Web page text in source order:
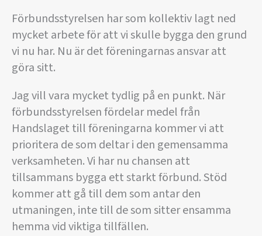
Förbundsstyrelsen har som kollektiv lagt ned
mycket arbete för att vi skulle bygga den grund
vi nu har. Nu är det föreningarnas ansvar att
göra sitt.
Jag vill vara mycket tydlig på en punkt. När
förbundsstyrelsen fördelar medel från
Handslaget till föreningarna kommer vi att
prioritera de som deltar i den gemensamma
verksamheten. Vi har nu chansen att
tillsammans bygga ett starkt förbund. Stöd
kommer att gå till dem som antar den
utmaningen, inte till de som sitter ensamma
hemma vid viktiga tillfällen.